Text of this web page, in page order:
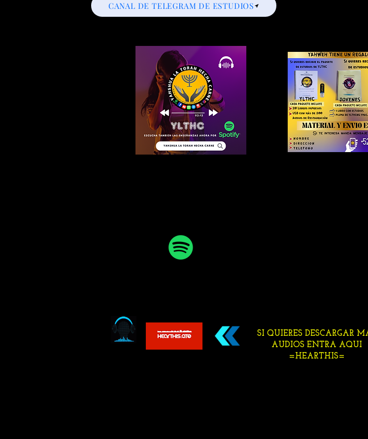
CANAL DE TELEGRAM DE ESTUDIOS
SI QUIERES DESCARGAR
AUDIOS ENTRA AQUI
=HEARTHIS=